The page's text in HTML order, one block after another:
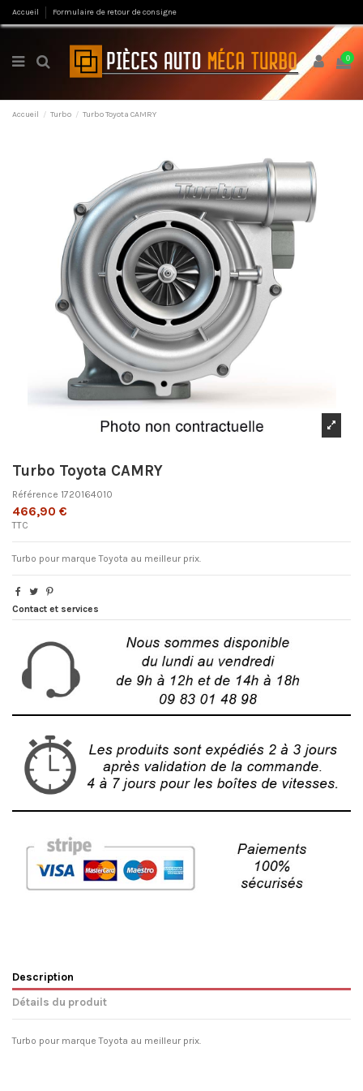
Accueil Formulaire de retour de consigne
0
Accueil Turbo Turbo Toyota CAMRY
Turbo Toyota CAMRY
Référence 1720164010
466,90 €
TTC
Turbo pour marque Toyota au meilleur prix.
Contact et services
Description
Détails du produit
Turbo pour marque Toyota au meilleur prix.